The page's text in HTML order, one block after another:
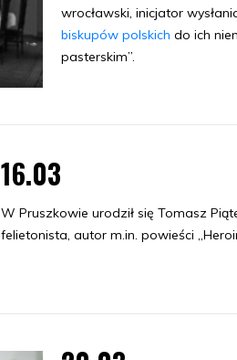
wrocławski, inicjator
biskupów polskich do ich
pasterskim”.
16.03
W Pruszkowie urodził się Tomasz
felietonista, autor m.in. powieści